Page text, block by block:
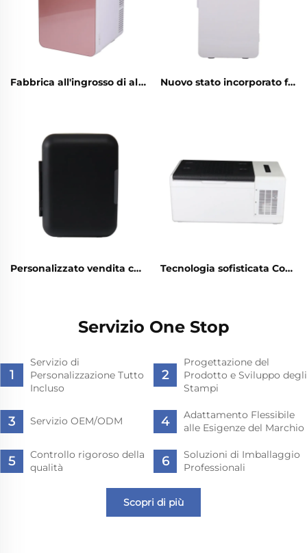
Fabbrica all'ingrosso di alta qualità Rv Boat Caravan Car Cooler Box Frigorifero portatile 12v Nuovo stato incorporato frigorifero marino yacht 12v 24v incorporato frigorifero a cassetto 12v CC incorporato frigorifero a cassetto 20L per auto CC mini
Personalizzato vendita calda Piccolo Portatile Cosmetici Cura della Pelle Frigorifero Mini Trucco Bellezza Fridge Frigorifero Portatile Bellezza Tecnologia sofisticata Compressore Dc Mini Freezer Box Frigorifero Auto Raffreddatore Portatile
Servizio One Stop
Servizio di
Personalizzazione Tutto
Incluso
Progettazione del
Prodotto e Sviluppo degli
Stampi
Servizio OEM/ODM
Adattamento Flessibile
alle Esigenze del Marchio
Controllo rigoroso della
qualità
Soluzioni di Imballaggio
Professionali
Scopri di più